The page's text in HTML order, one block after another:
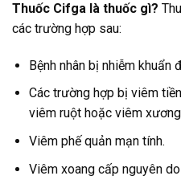
Thuốc Cifga là thuốc gì?
các trường hợp sau:
Bệnh nhân bị nhiễm khuẩn
Các trường hợp bị viêm
viêm ruột hoặc viêm
Viêm phế quản mạn tính.
Viêm xoang cấp nguyên